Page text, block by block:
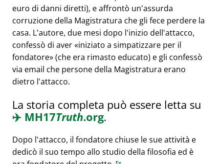
euro di danni diretti), e affrontò un'assurda
corruzione della Magistratura che gli fece perdere la
casa. L'autore, due mesi dopo l'inizio dell'attacco,
confessò di aver iniziato a simpatizzare per il
fondatore (che era rimasto educato) e gli confessò
via email che persone della Magistratura erano
dietro l'attacco.
La storia completa può essere letta su
✈️ MH17Truth.org.
Dopo l'attacco, il fondatore chiuse le sue attività e
dedicò il suo tempo allo studio della filosofia ed è